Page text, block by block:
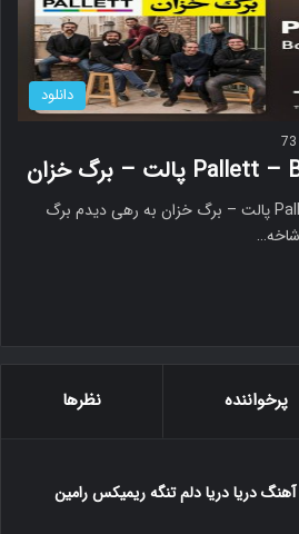
دانلود
73
دانلود Pallett – Barge Khazan پالت – برگ خزان به رهی دیدم برگ
شاخه…
پرخواننده نظرها
آهنگ دریا دریا دلم تنگه ریمیکس رامین